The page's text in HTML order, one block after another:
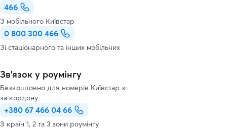
466
З мобільного Київстар
0 800 300 466
Зі стаціонарного та інших мобільних
Зв’язок у роумінгу
Безкоштовно для номерів Київстар з-
за кордону
+380 67 466 04 66
З країн 1, 2 та 3 зони роумінгу